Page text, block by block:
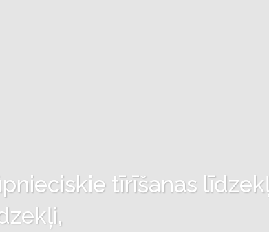
tīrīšanas